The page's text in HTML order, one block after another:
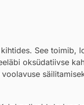
See toimib,
oksüdatiivse